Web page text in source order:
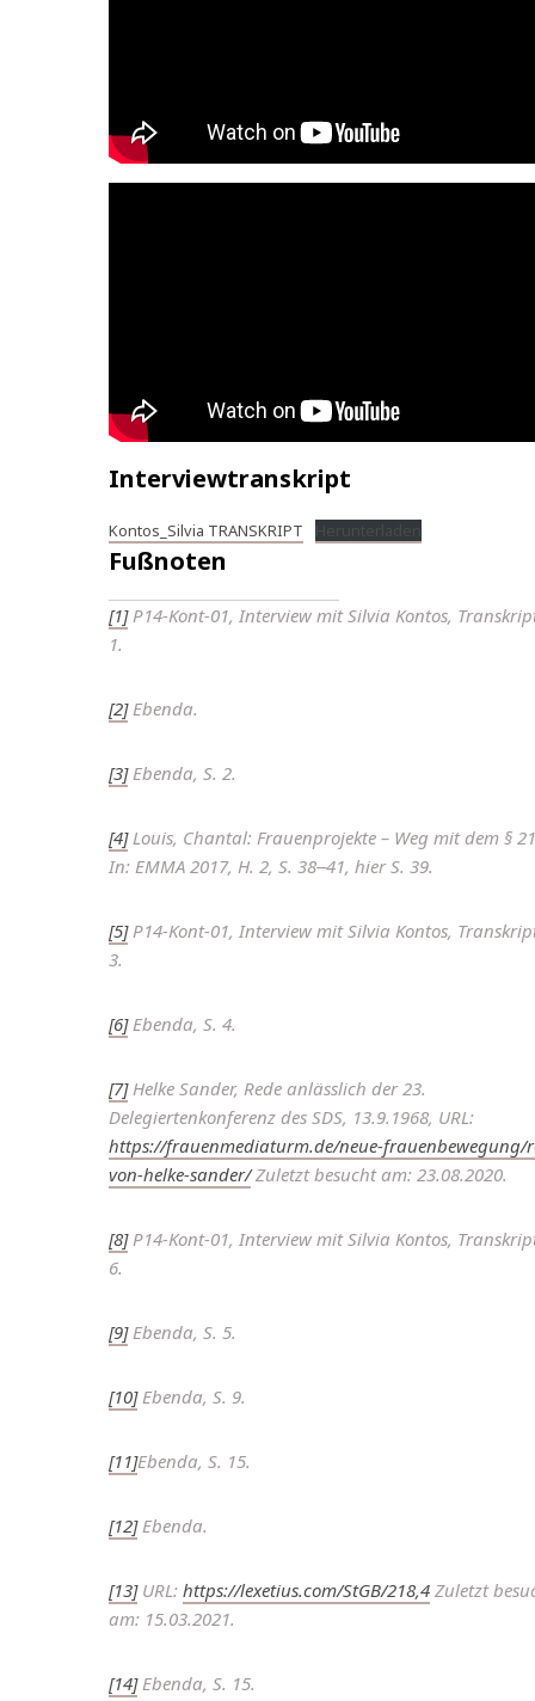
Interviewtranskript
Kontos_Silvia TRANSKRIPT Herunterladen
Fußnoten
[1]P14-Kont-01, Interview mit Silvia Kontos,
1.
[2]Ebenda.
[3]Ebenda, S. 2.
[4]Louis, Chantal: Frauenprojekte – Weg mit dem §
In: EMMA 2017, H. 2, S. 38‒41, hier S. 39.
[5]P14-Kont-01, Interview mit Silvia Kontos,
3.
[6]Ebenda, S. 4.
[7]Helke Sander, Rede anlässlich der 23.
Delegiertenkonferenz des SDS, 13.9.1968, URL:
https://frauenmediaturm.de/neue-frauenbewegung/
von-helke-sander/Zuletzt besucht am: 23.08.2020.
[8]P14-Kont-01, Interview mit Silvia Kontos,
6.
[9]Ebenda, S. 5.
[10]Ebenda, S. 9.
[11]Ebenda, S. 15.
[12]Ebenda.
[13]URL: https://lexetius.com/StGB/218,4 Zuletzt
am: 15.03.2021.
[14]Ebenda, S. 15.